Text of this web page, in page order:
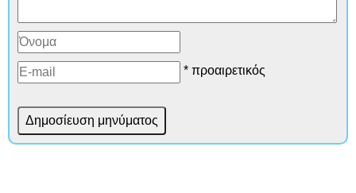
* προαιρετικός